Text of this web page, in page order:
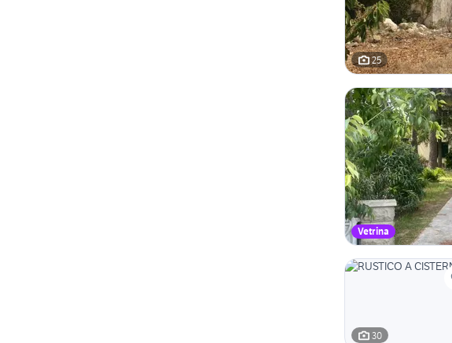
25
Vetrina
30